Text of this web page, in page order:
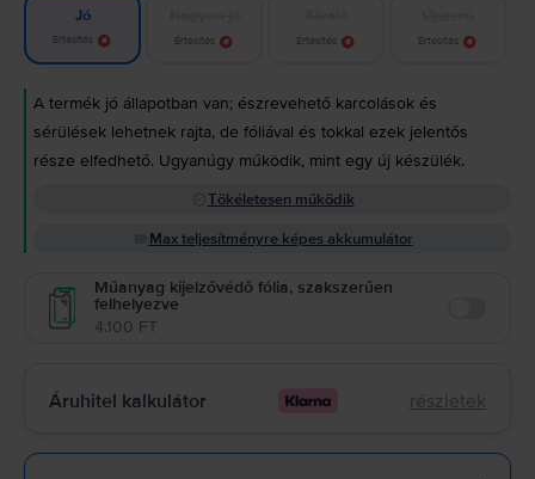
Jó
Értesítés Értesítés Értesítés Értesítés
A termék jó állapotban van; észrevehető karcolások és
sérülések lehetnek rajta, de fóliával és tokkal ezek jelentős
része elfedhető. Ugyanúgy működik, mint egy új készülék.
Tökéletesen működik
Max teljesítményre képes akkumulátor
Műanyag kijelzővédő fólia, szakszerűen
felhelyezve
4.100 FT
Áruhitel kalkulátor részletek